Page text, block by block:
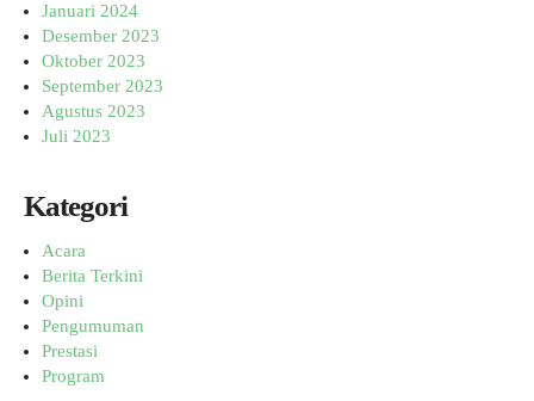
Januari 2024
Desember 2023
Oktober 2023
September 2023
Agustus 2023
Juli 2023
Kategori
Acara
Berita Terkini
Opini
Pengumuman
Prestasi
Program